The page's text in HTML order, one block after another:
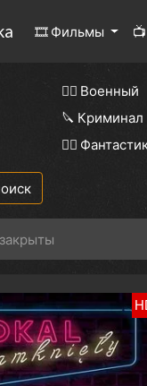
🎞 Фильмы
👨‍✈️ Военный
🔪 Криминал
🧙‍♀️